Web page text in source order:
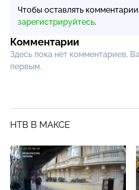
Чтобы оставлять
зарегистрируйтесь.
Комментарии
Здесь пока нет комментариев,
первым.
НТВ В МАКСЕ